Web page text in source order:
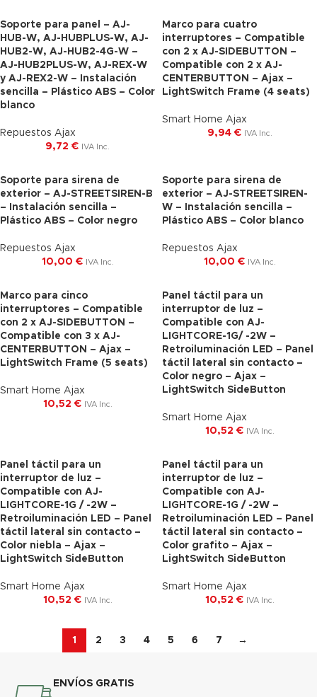
Soporte para panel – AJ-
HUB-W, AJ-HUBPLUS-W, AJ-
HUB2-W, AJ-HUB2-4G-W –
AJ-HUB2PLUS-W, AJ-REX-W
y AJ-REX2-W – Instalación
sencilla – Plástico ABS – Color
blanco
Repuestos Ajax
9,72 € IVA Inc.
Marco para cuatro
interruptores – Compatible
con 2 x AJ-SIDEBUTTON –
Compatible con 2 x AJ-
CENTERBUTTON – Ajax –
LightSwitch Frame (4 seats)
Smart Home Ajax
9,94 € IVA Inc.
Soporte para sirena de
exterior – AJ-STREETSIREN-B
– Instalación sencilla –
Plástico ABS – Color negro
Repuestos Ajax
10,00 € IVA Inc.
Soporte para sirena de
exterior – AJ-STREETSIREN-
W – Instalación sencilla –
Plástico ABS – Color blanco
Repuestos Ajax
10,00 € IVA Inc.
Marco para cinco
interruptores – Compatible
con 2 x AJ-SIDEBUTTON –
Compatible con 3 x AJ-
CENTERBUTTON – Ajax –
LightSwitch Frame (5 seats)
Smart Home Ajax
10,52 € IVA Inc.
Panel táctil para un
interruptor de luz –
Compatible con AJ-
LIGHTCORE-1G/ -2W –
Retroiluminación LED – Panel
táctil lateral sin contacto –
Color negro – Ajax –
LightSwitch SideButton
Smart Home Ajax
10,52 € IVA Inc.
Panel táctil para un
interruptor de luz –
Compatible con AJ-
LIGHTCORE-1G / -2W –
Retroiluminación LED – Panel
táctil lateral sin contacto –
Color niebla – Ajax –
LightSwitch SideButton
Smart Home Ajax
10,52 € IVA Inc.
Panel táctil para un
interruptor de luz –
Compatible con AJ-
LIGHTCORE-1G / -2W –
Retroiluminación LED – Panel
táctil lateral sin contacto –
Color grafito – Ajax –
LightSwitch SideButton
Smart Home Ajax
10,52 € IVA Inc.
1 2 3 4 5 6 7 →
ENVÍOS GRATIS